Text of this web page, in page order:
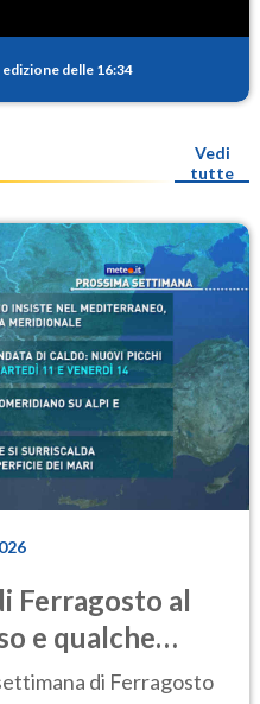
edizione delle 16:34
Vedi
tutte
Ferragosto al
e qualche
di Ferragosto